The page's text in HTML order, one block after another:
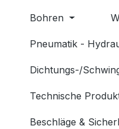
Bohren
Pneumatik -
Dichtungs-/
Technische
Beschläge &